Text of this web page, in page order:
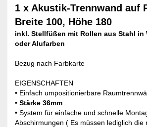
1 x Akustik-Trennwand auf
Breite 100, Höhe 180
inkl. Stellfüßen mit Rollen aus Stahl in
oder Alufarben
Bezug nach Farbkarte
EIGENSCHAFTEN
• Einfach umpositionierbare
• Stärke 36mm
• System für einfache und schnelle
Abschirmungen ( Es müssen lediglich die